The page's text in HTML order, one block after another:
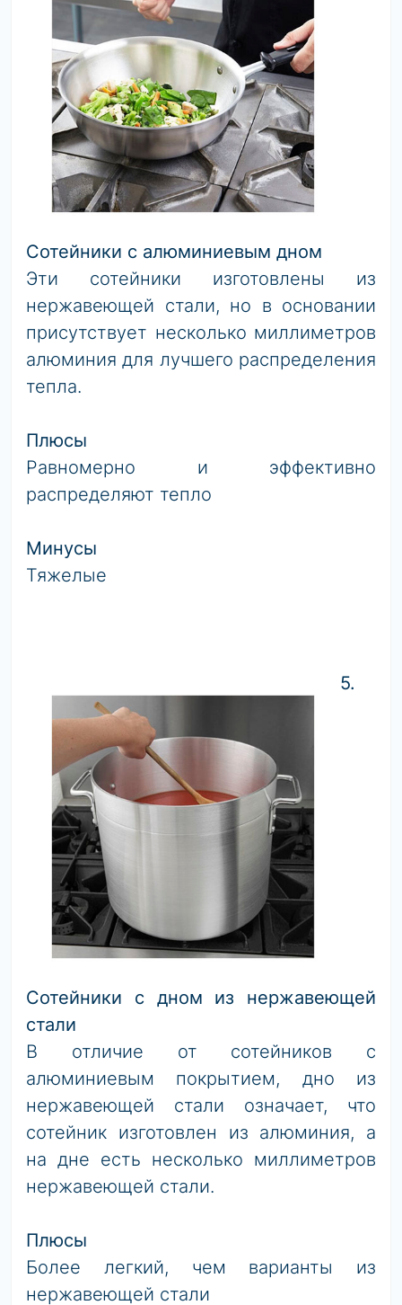
Сотейники с алюминиевым дном
Эти сотейники изготовлены из
нержавеющей стали, но в основании
присутствует несколько миллиметров
алюминия для лучшего распределения
тепла.
Плюсы
Равномерно и эффективно
распределяют тепло
Минусы
Тяжелые
5.
Сотейники с дном из нержавеющей
стали
В отличие от сотейников с
алюминиевым покрытием, дно из
нержавеющей стали означает, что
сотейник изготовлен из алюминия, а
на дне есть несколько миллиметров
нержавеющей стали.
Плюсы
Более легкий, чем варианты из
нержавеющей стали